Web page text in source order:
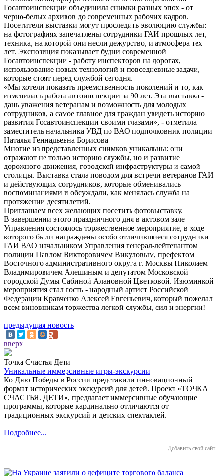
Госавтоинспекции объединила снимки разных эпох - от
черно-белых архивов до современных рабочих кадров.
Посетители выставки могут проследить эволюцию службы:
на фотографиях запечатлены сотрудники ГАИ прошлых лет,
техника, на которой они несли дежурство, и атмосфера тех
лет. Экспозиция показывает будни современной
Госавтоинспекции - работу инспекторов на дорогах,
использование новых технологий и повседневные задачи,
которые стоят перед службой сегодня.
«Мы хотели показать преемственность поколений и то, как
изменилась работа автоинспекции за 90 лет. Эта выставка -
дань уважения ветеранам и возможность для молодых
сотрудников, а самое главное для граждан увидеть историю
развития Госавтоинспекции своими глазами», - отметила
заместитель начальника УВД по ВАО подполковник полиции
Наталья Геннадьевна Борисова.
Многие из представленных снимков уникальны: они
отражают не только историю службы, но и развитие
дорожного движения, городской инфраструктуры и самой
столицы. Выставка стала поводом для встречи ветеранов ГАИ
и действующих сотрудников, которые обменивались
воспоминаниями и обсуждали, как менялась служба на
протяжении десятилетий.
Приглашаем всех желающих посетить фотовыставку.
В завершении этого праздничного дня в актовом зале
Управления состоялось торжественное мероприятие, в ходе
которого были награждены особо отличившиеся сотрудники
ГАИ ВАО начальником Управления генерал-лейтенантом
полиции Павлом Викторовичем Викуловым, префектом
Восточного административного округа г. Москвы Николаем
Владимировичем Алешиным и депутатом Московской
городской Думы Сабиной Алановной Цветковой. Изюминкой
мероприятия стал гость - народный артист Российской
Федерации Кравченко Алексей Евгеньевич, который пожелал
всем виновникам торжества легкой службы, сил и энергии!
предыдущая новость
вверх
Точка Счастья Дети
Уникальные иммерсивные игры-экскурсии
Ко Дню Победы в России представили инновационный
формат исторических экскурсий для детей. Проект «ТОЧКА
СЧАСТЬЯ. ДЕТИ», предлагает иммерсивные обучающие
программы, которые кардинально отличаются от
традиционных экскурсий и детских спектаклей.
Подробнее...
Добавить свой сайт